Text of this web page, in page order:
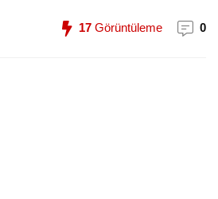
17 Görüntüleme 0